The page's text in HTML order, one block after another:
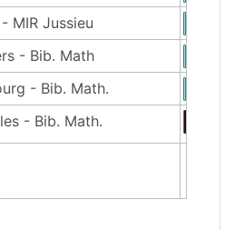
MIR Jussieu
- Bib. Math
- Bib. Math.
- Bib. Math.